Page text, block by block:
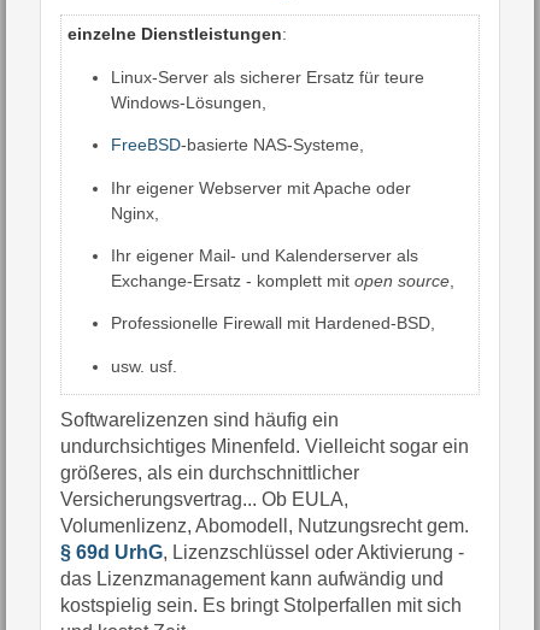
einzelne Dienstleistungen:
Linux-Server als sicherer Ersatz für teure
Windows-Lösungen,
FreeBSD-basierte NAS-Systeme,
Ihr eigener Webserver mit Apache oder
Nginx,
Ihr eigener Mail- und Kalenderserver als
Exchange-Ersatz - komplett mit open source,
Professionelle Firewall mit Hardened-BSD,
usw. usf.
Softwarelizenzen sind häufig ein
undurchsichtiges Minenfeld. Vielleicht sogar ein
größeres, als ein durchschnittlicher
Versicherungsvertrag... Ob EULA,
Volumenlizenz, Abomodell, Nutzungsrecht gem.
§ 69d UrhG, Lizenzschlüssel oder Aktivierung -
das Lizenzmanagement kann aufwändig und
kostspielig sein. Es bringt Stolperfallen mit sich